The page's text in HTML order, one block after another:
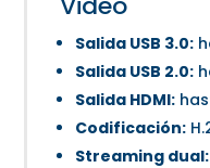
Salida USB 3.0:
Salida USB 2.0:
Salida HDMI:
Codificación:
Streaming dual: